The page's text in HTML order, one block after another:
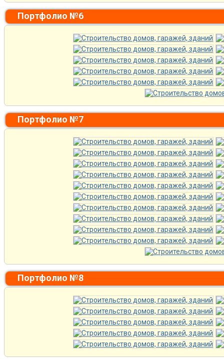
Портфолио №6
Портфолио №7
Портфолио №8